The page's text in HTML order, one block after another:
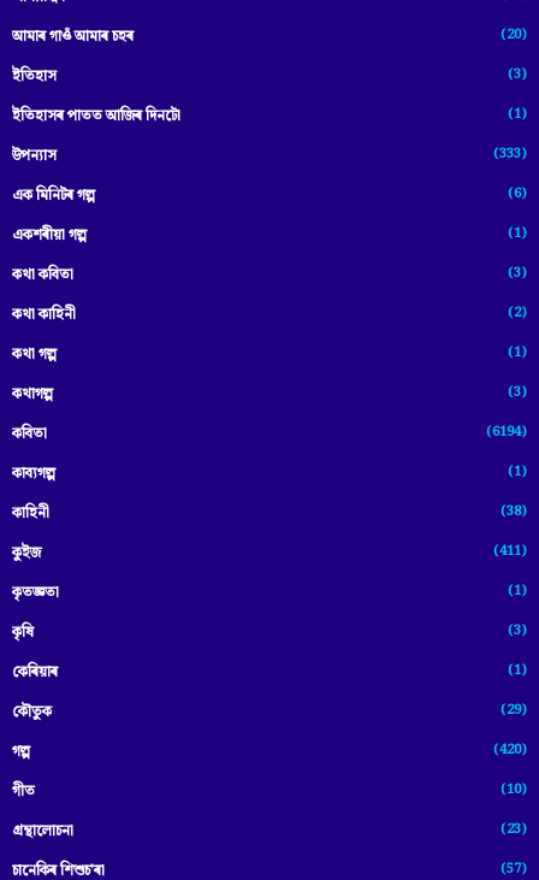
আমাৰ গাওঁ আমাৰ চহৰ (20)
ইতিহাস (3)
ইতিহাসৰ পাতত আজিৰ দিনটো (1)
উপন্যাস (333)
এক মিনিটৰ গল্প (6)
একশৰীয়া গল্প (1)
কথা কবিতা (3)
কথা কাহিনী (2)
কথা গল্প (1)
কথাগল্প (3)
কবিতা (6194)
কাব্যগল্প (1)
কাহিনী (38)
কুইজ (411)
কৃতজ্ঞতা (1)
কৃষি (3)
কেৰিয়াৰ (1)
কৌতুক (29)
গল্প (420)
গীত (10)
গ্ৰন্থালোচনা (23)
চানেকিৰ শিশুচ'ৰা (57)